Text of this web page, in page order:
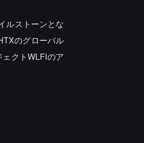
ルストーンとな
のグローバル
クトWLFIのア